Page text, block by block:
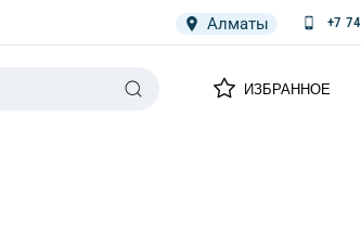
Алматы +7
ИЗБРАННОЕ